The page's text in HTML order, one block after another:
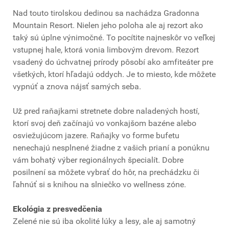
Nad touto tirolskou dedinou sa nachádza Gradonna
Mountain Resort. Nielen jeho poloha ale aj rezort ako
taký sú úplne výnimočné. To pocítite najneskôr vo veľkej
vstupnej hale, ktorá vonia limbovým drevom. Rezort
vsadený do úchvatnej prírody pôsobí ako amfiteáter pre
všetkých, ktorí hľadajú oddych. Je to miesto, kde môžete
vypnúť a znova nájsť samých seba.
Už pred raňajkami stretnete dobre naladených hostí,
ktorí svoj deň začínajú vo vonkajšom bazéne alebo
osviežujúcom jazere. Raňajky vo forme bufetu
nenechajú nesplnené žiadne z vašich prianí a ponúknu
vám bohatý výber regionálnych špecialít. Dobre
posilnení sa môžete vybrať do hôr, na prechádzku či
ľahnúť si s knihou na slniečko vo wellness zóne.
Ekológia z presvedčenia
Zelené nie sú iba okolité lúky a lesy, ale aj samotný